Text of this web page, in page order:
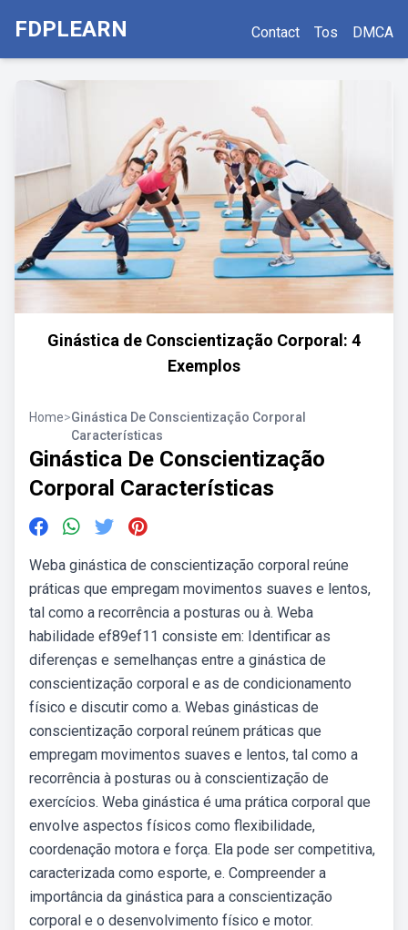
FDPLEARN Contact Tos DMCA
Ginástica de Conscientização Corporal: 4
Exemplos
Home>Ginástica De Conscientização Corporal
Características
Ginástica De Conscientização
Corporal Características
Weba ginástica de conscientização corporal reúne
práticas que empregam movimentos suaves e lentos,
tal como a recorrência a posturas ou à. Weba
habilidade ef89ef11 consiste em: Identificar as
diferenças e semelhanças entre a ginástica de
conscientização corporal e as de condicionamento
físico e discutir como a. Webas ginásticas de
conscientização corporal reúnem práticas que
empregam movimentos suaves e lentos, tal como a
recorrência à posturas ou à conscientização de
exercícios. Weba ginástica é uma prática corporal que
envolve aspectos físicos como flexibilidade,
coordenação motora e força. Ela pode ser competitiva,
caracterizada como esporte, e. Compreender a
importância da ginástica para a conscientização
corporal e o desenvolvimento físico e motor.